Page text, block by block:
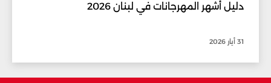
دليل أشهر المهرجانات في لبنان 2026
31 أيار 2026